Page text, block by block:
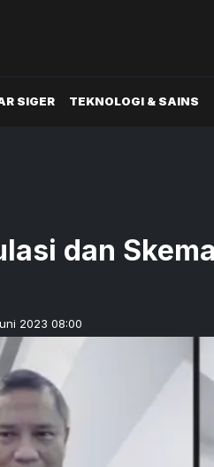
SIGER TEKNOLOGI & SAINS
dan
2023 08:00